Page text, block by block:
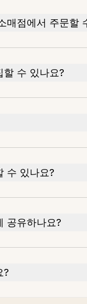
매점에서 주문할
할 수 있나요?
수 있나요?
공유하나요?
?